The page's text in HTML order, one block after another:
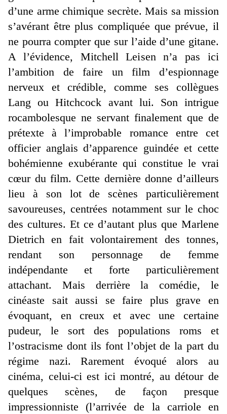
d’une arme chimique secrète. Mais sa mission
s’avérant être plus compliquée que prévue, il
ne pourra compter que sur l’aide d’une gitane.
A l’évidence, Mitchell Leisen n’a pas ici
l’ambition de faire un film d’espionnage
nerveux et crédible, comme ses collègues
Lang ou Hitchcock avant lui. Son intrigue
rocambolesque ne servant finalement que de
prétexte à l’improbable romance entre cet
officier anglais d’apparence guindée et cette
bohémienne exubérante qui constitue le vrai
cœur du film. Cette dernière donne d’ailleurs
lieu à son lot de scènes particulièrement
savoureuses, centrées notamment sur le choc
des cultures. Et ce d’autant plus que Marlene
Dietrich en fait volontairement des tonnes,
rendant son personnage de femme
indépendante et forte particulièrement
attachant. Mais derrière la comédie, le
cinéaste sait aussi se faire plus grave en
évoquant, en creux et avec une certaine
pudeur, le sort des populations roms et
l’ostracisme dont ils font l’objet de la part du
régime nazi. Rarement évoqué alors au
cinéma, celui-ci est ici montré, au détour de
quelques scènes, de façon presque
impressionniste (l’arrivée de la carriole en